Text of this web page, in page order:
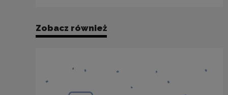
Zobacz również